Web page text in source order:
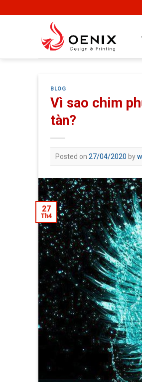
to
BLOG
Vì sao chim
tàn?
Posted on 27/04/2020 by
27
Th4